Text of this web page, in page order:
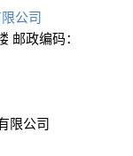
公司
邮政编码：
限公司